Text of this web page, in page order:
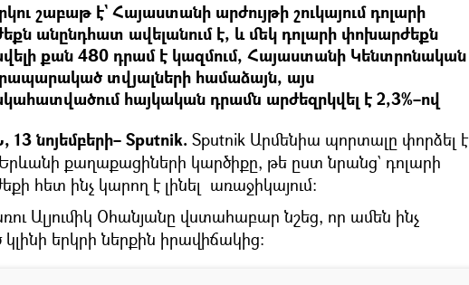
շաբաթ է` Հայաստանի արժույթի շուկայում դոլարի
անընդհատ ավելանում է, և մեկ դոլարի փոխարժեքն
քան 480 դրամ է կազմում, Հայաստանի Կենտրոնական
տվյալների համաձայն, այս
հայկական դրամն արժեզրկվել է 2,3%–ով
նոյեմբերի– Sputnik. Sputnik Արմենիա պորտալը փորձել է
քաղաքացիների կարծիքը, թե ըստ նրանց` դոլարի
հետ ինչ կարող է լինել առաջիկայում։
Ալյումիկ Օհանյանը վստահաբար նշեց, որ ամեն ինչ
երկրի ներքին իրավիճակից։